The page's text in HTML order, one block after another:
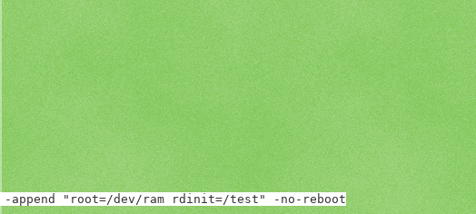
-append "root=/dev/ram rdinit=/test" -no-reboot